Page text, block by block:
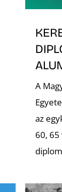
A
az
60,